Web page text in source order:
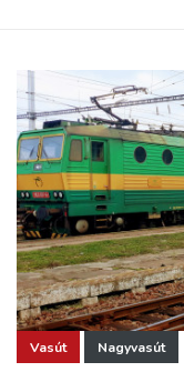
Vasút Nagyvasút